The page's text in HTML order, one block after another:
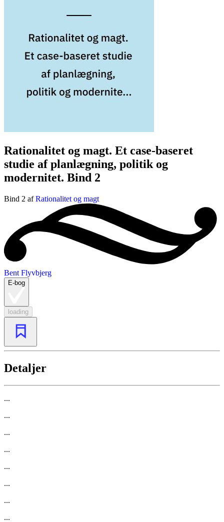
Rationalitet og magt. Et case-baseret
studie af planlægning, politik og
modernitet. Bind 2
Bind 2 afRationalitet og magt
Bent Flyvbjerg
E-bog
loading
Detaljer
...
...
...
...
...
...
...
...